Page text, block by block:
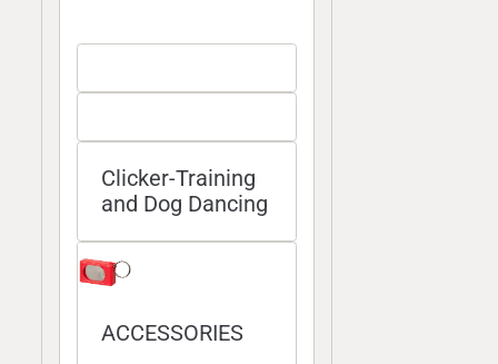
Clicker-Training
and Dog Dancing
ACCESSORIES